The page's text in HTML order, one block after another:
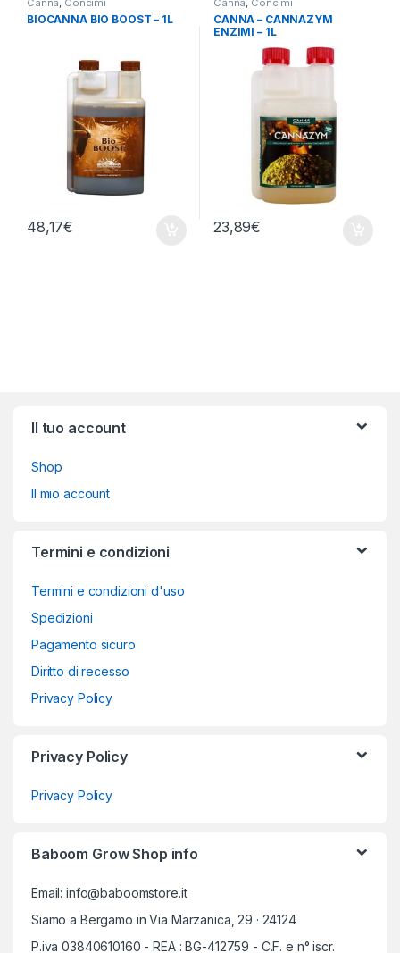
Canna, Concimi
BIOCANNA BIO BOOST – 1L
48,17€
Canna, Concimi
CANNA – CANNAZYM
ENZIMI – 1L
23,89€
Il tuo account
Shop
Il mio account
Termini e condizioni
Termini e condizioni d'uso
Spedizioni
Pagamento sicuro
Diritto di recesso
Privacy Policy
Privacy Policy
Privacy Policy
Baboom Grow Shop info
Email: info@baboomstore.it
Siamo a Bergamo in Via Marzanica, 29 · 24124
P.iva 03840610160 - REA : BG-412759 - C.F. e n° iscr.